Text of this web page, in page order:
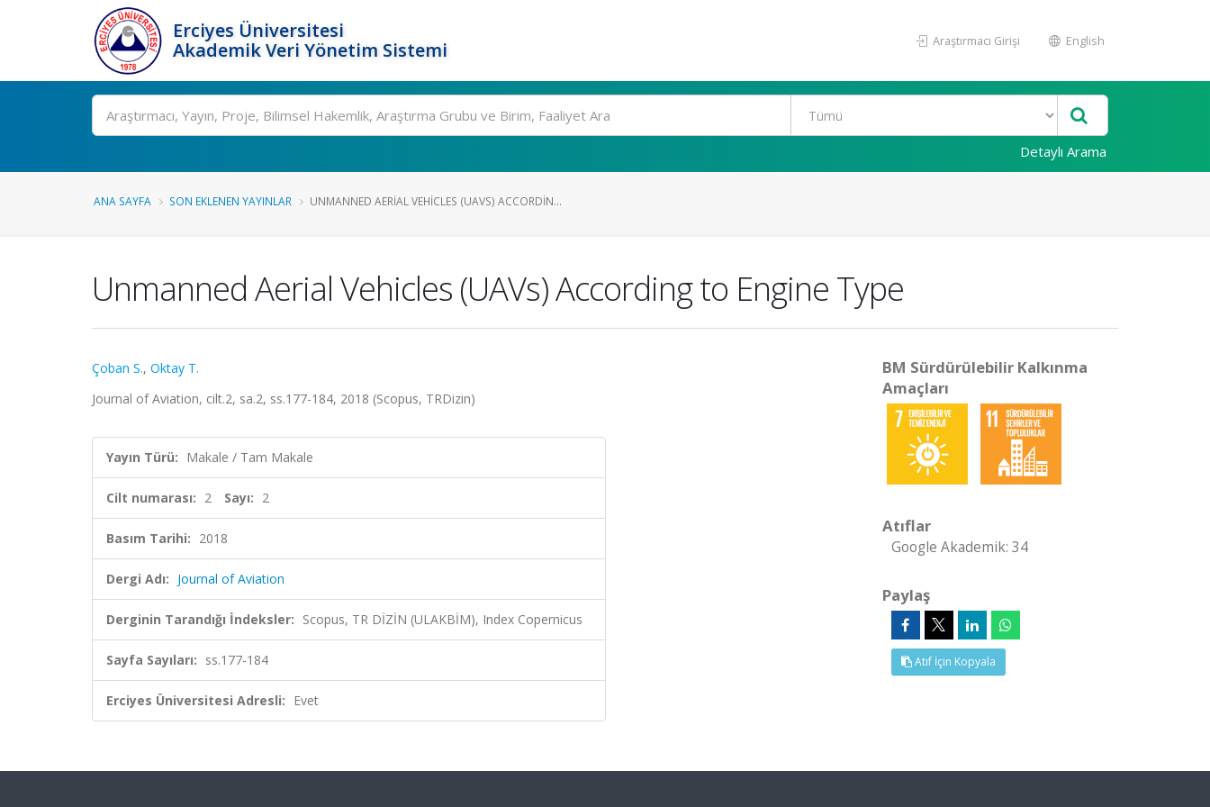
Erciyes Üniversitesi
Akademik Veri Yönetim Sistemi
Araştırmacı Girişi English
Ara
Detaylı Arama
ANA SAYFA SON EKLENEN YAYINLAR UNMANNED AERIAL VEHICLES (UAVS) ACCORDIN...
Unmanned Aerial Vehicles (UAVs) According to Engine Type
Çoban S., Oktay T.
Journal of Aviation, cilt.2, sa.2, ss.177-184, 2018 (Scopus, TRDizin)
Yayın Türü: Makale / Tam Makale
Cilt numarası: 2 Sayı: 2
Basım Tarihi: 2018
Dergi Adı: Journal of Aviation
Derginin Tarandığı İndeksler: Scopus, TR DİZİN (ULAKBİM), Index Copernicus
Sayfa Sayıları: ss.177-184
Erciyes Üniversitesi Adresli: Evet
BM Sürdürülebilir Kalkınma
Amaçları
Atıflar
Google Akademik: 34
Paylaş
Atıf İçin Kopyala